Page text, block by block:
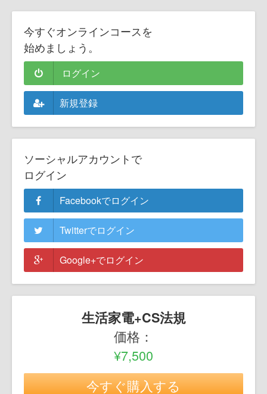
今すぐオンラインコースを
始めましょう。
ログイン
新規登録
ソーシャルアカウントで
ログイン
Facebookでログイン
Twitterでログイン
Google+でログイン
生活家電+CS法規
価格：
¥7,500
今すぐ購入する